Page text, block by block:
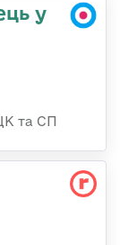
у
та СП